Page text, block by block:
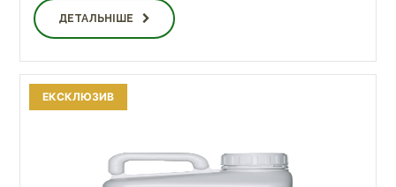
ДЕТАЛЬНІШЕ
ЕКСКЛЮЗИВ